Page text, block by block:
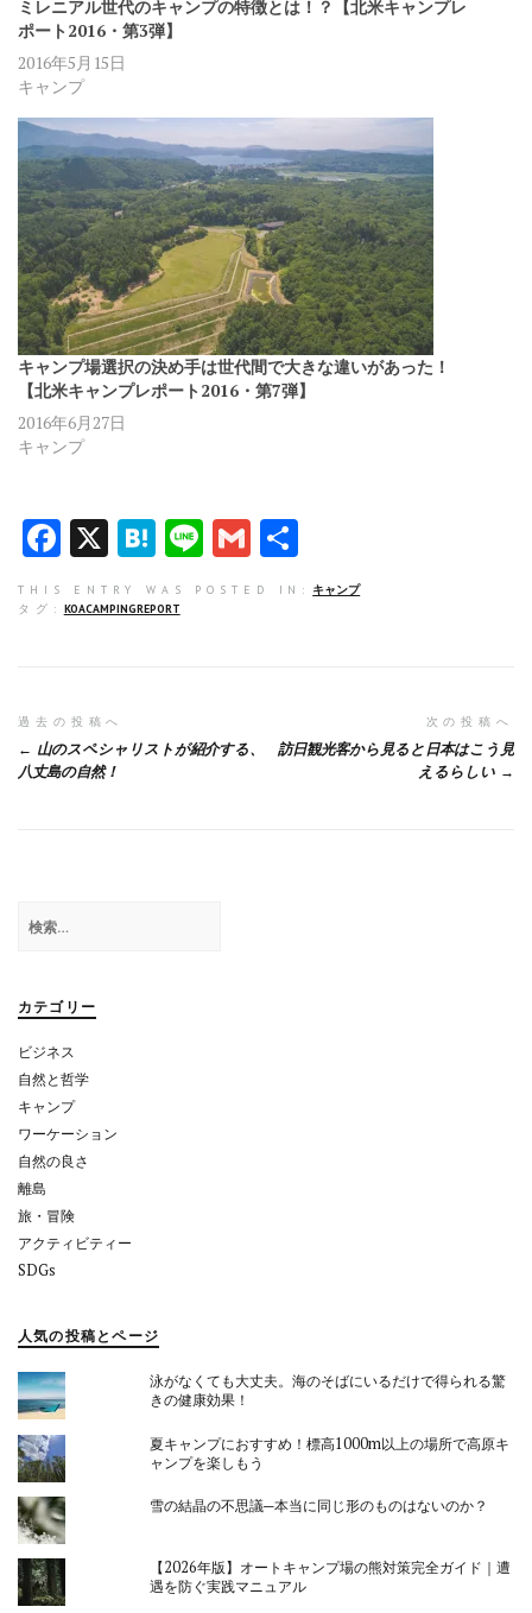
ミレニアル世代のキャンプの特徴とは！？【北米キャンプレ
ポート2016・第3弾】
2016年5月15日
キャンプ
キャンプ場選択の決め手は世代間で大きな違いがあった！
【北米キャンプレポート2016・第7弾】
2016年6月27日
キャンプ
F
a
ce
o
k
X H
at
e
Li
n
G
m 有
THIS ENTRY WAS POSTED IN:
キャンプ
タグ: KOACAMPINGREPORT
投
稿
ー
ョ
ン
過去の投稿へ
山のスペシャリストが紹介する、
八丈島の自然！
次の投稿へ
訪日観光客から見ると日本はこう見
えるらしい
索:
カテゴリー
ビジネス
自然と哲学
キャンプ
ワーケーション
自然の良さ
離島
旅・冒険
アクティビティー
SDGs
人気の投稿とページ
泳がなくても大丈夫。海のそばにいるだけで得られる驚
きの健康効果！
夏キャンプにおすすめ！標高1000m以上の場所で高原キ
ャンプを楽しもう
雪の結晶の不思議─本当に同じ形のものはないのか？
【2026年版】オートキャンプ場の熊対策完全ガイド｜遭
遇を防ぐ実践マニュアル